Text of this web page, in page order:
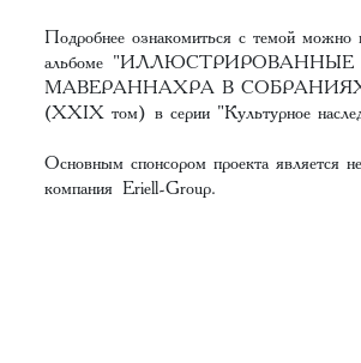
Подробнее ознакомиться с темой можно
альбоме "ИЛЛЮСТРИРОВАННЫЕ
МАВЕРАННАХРА В
(XXIX том)в серии "Культурное
Основным спонсором проекта является
компанияEriell-Group.